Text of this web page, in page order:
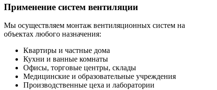
Применение систем вентиляции
Мы осуществляем монтаж вентиляционных систем на
объектах любого назначения:
Квартиры и частные дома
Кухни и ванные комнаты
Офисы, торговые центры, склады
Медицинские и образовательные учреждения
Производственные цеха и лаборатории